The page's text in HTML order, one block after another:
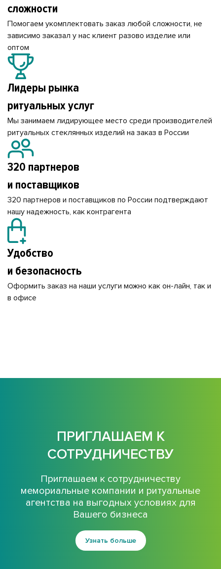
сложности
Помогаем укомплектовать заказ любой сложности, не
зависимо заказал у нас клиент разово изделие или
оптом
Лидеры рынка
ритуальных услуг
Мы занимаем лидирующее место среди производителей
ритуальных стеклянных изделий на заказ в России
320 партнеров
и поставщиков
320 партнеров и поставщиков по России подтверждают
нашу надежность, как контрагента
Удобство
и безопасность
Оформить заказ на наши услуги можно как он-лайн, так и
в офисе
ПРИГЛАШАЕМ К
СОТРУДНИЧЕСТВУ
Приглашаем к сотрудничеству
мемориальные компании и ритуальные
агентства на выгодных условиях для
Вашего бизнеса
Узнать больше